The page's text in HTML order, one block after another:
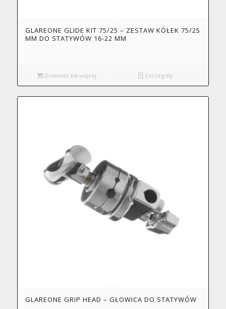
GLAREONE GLIDE KIT 75/25 – ZESTAW KÓŁEK 75/25
MM DO STATYWÓW 16-22 MM
Dowiedz się więcej Szczegóły
GLAREONE GRIP HEAD – GŁOWICA DO STATYWÓW